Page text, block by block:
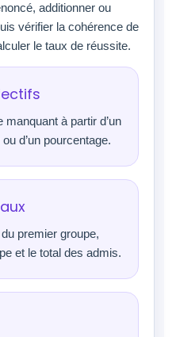
additionner ou
vérifier la cohérence de
le taux de réussite.
à partir d’un
d’un pourcentage.
premier groupe,
et le total des admis.